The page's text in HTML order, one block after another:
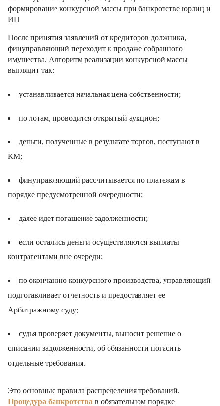
После принятия заявлений от кредиторов должника,
финуправляющий переходит к продаже собранного
имущества. Алгоритм реализации конкурсной массы
выглядит так:
устанавливается начальная цена собственности;
по лотам, проводится открытый аукцион;
деньги, полученные в результате торгов, поступают в
КМ;
финуправляющий рассчитывается по платежам в
порядке предусмотренной очередности;
далее идет погашение задолженности;
если остались деньги осуществляются выплаты
контрагентами вне очереди;
по окончанию конкурсного производства, управляющий
подготавливает отчетность и предоставляет ее
Арбитражному суду;
судья проверяет документы, выносит решение о
списании задолженности, об обязанности погасить
отдельные требования.
Это основные правила распределения требований.
Процедура банкротства в обязательном порядке